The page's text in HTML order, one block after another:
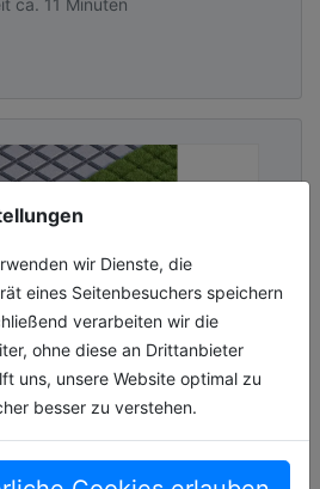
wir Dienste, die
eines Seitenbesuchers speichern
verarbeiten wir die
ohne diese an Drittanbieter
uns, unsere Website optimal zu
besser zu verstehen.
ca. 11 Minuten